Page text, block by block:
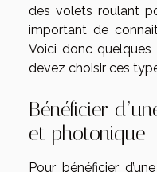
des volets roulant
important de
Voici donc quelques
devez choisir ces
Bénéficier
et photonique
Pour bénéficier